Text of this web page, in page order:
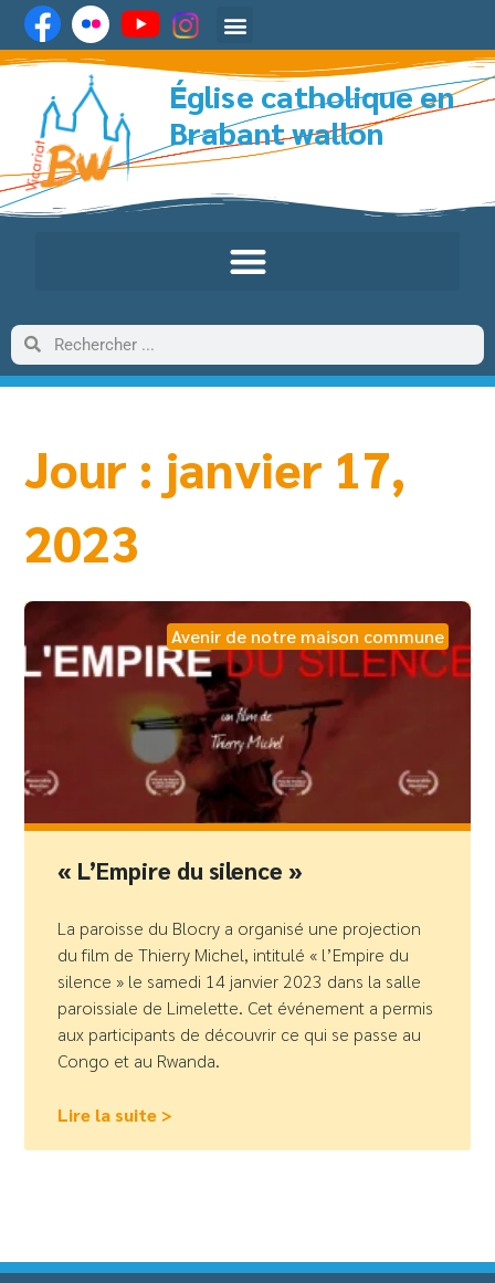
Église catholique en
Brabant wallon
Jour : janvier 17,
2023
Avenir de notre maison commune
« L’Empire du silence »
La paroisse du Blocry a organisé une projection
du film de Thierry Michel, intitulé « l’Empire du
silence » le samedi 14 janvier 2023 dans la salle
paroissiale de Limelette. Cet événement a permis
aux participants de découvrir ce qui se passe au
Congo et au Rwanda.
Lire la suite >